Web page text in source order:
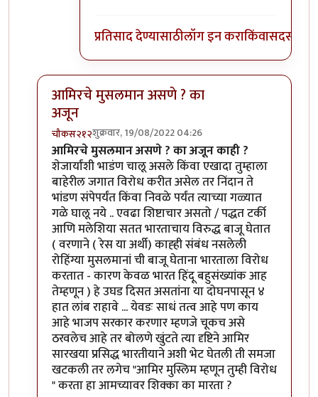
प्रतिसाद देण्यासाठीलॉग इन कराकिंवासदस्य व्हा
आमिरचे मुसलमान असणे ? का
अजून
चौकस२१२शुक्रवार, 19/08/2022 04:26
In reply toएक प्रश्न पडला आहेbyजेम्स वांड
आमिरचे मुसलमान असणे ? का अजून काही ?
शेजार्यांशी भाडंण चालू असले किंवा एखादा तुम्हाला
बाहेरील जगात विरोध करीत असेल तर निंदान ते
भांडण संपेपर्यंत किंवा निवळे पर्यंत त्याच्या गळ्यात
गळे घालू नये .. एवढा शिष्टाचार असतो / पद्धत टर्की
आणि मलेशिया सतत भारताचाय विरुद्ध बाजू घेतात
( वरणाने ( रेस या अर्थी) काह्ही संबंध नसलेली
रोहिंग्या मुसलमानां ची बाजू घेताना भारताला विरोध
करतात - कारण केवळ भारत हिंदू बहुसंख्यांक आह
तेम्हणून ) हे उघड दिसत असतांना या दोघनपासून ४
हात लांब राहावे ... येवडः साधं तत्व आहे पण काय
आहे भाजप सरकार करणार म्हणजे चूकच असे
ठरवलेच आहे तर बोलणे खुंटते त्या दृष्टिने आमिर
सारखया प्रसिद्ध भारतीयाने अशी भेट घेतली ती समजा
खटकली तर लगेच "आमिर मुस्लिम म्हणून तुम्ही विरोध
" करता हा आमच्यावर शिक्का का मारता ?